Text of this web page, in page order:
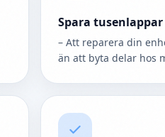
Spara tusenlappar
– Att reparera din
än att byta delar hos